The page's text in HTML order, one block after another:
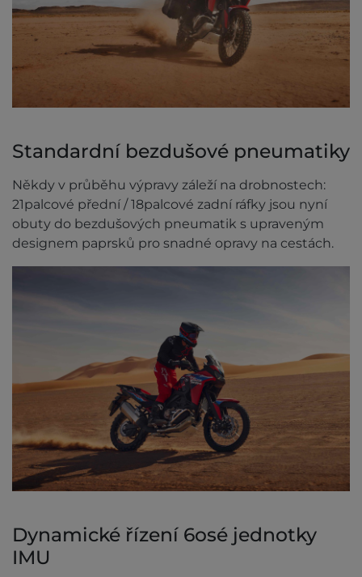
Standardní bezdušové pneumatiky
Někdy v průběhu výpravy záleží na drobnostech:
21palcové přední / 18palcové zadní ráfky jsou nyní
obuty do bezdušových pneumatik s upraveným
designem paprsků pro snadné opravy na cestách.
Dynamické řízení 6osé jednotky
IMU